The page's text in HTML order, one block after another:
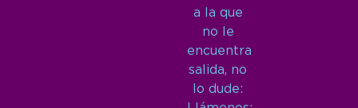
a la que
no le
encuentra
salida, no
lo dude: